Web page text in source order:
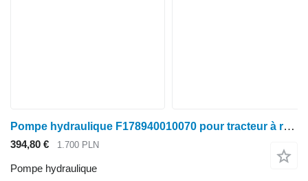
Pompe hydraulique F178940010070 pour tracteur à roues Fendt Farmer
394,80 € 1.700 PLN
Pompe hydraulique